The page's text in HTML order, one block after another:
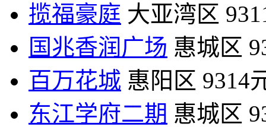
揽福豪庭 大亚湾区
国兆香润广场 惠城区
百万花城 惠阳区 9314
东江学府二期 惠城区